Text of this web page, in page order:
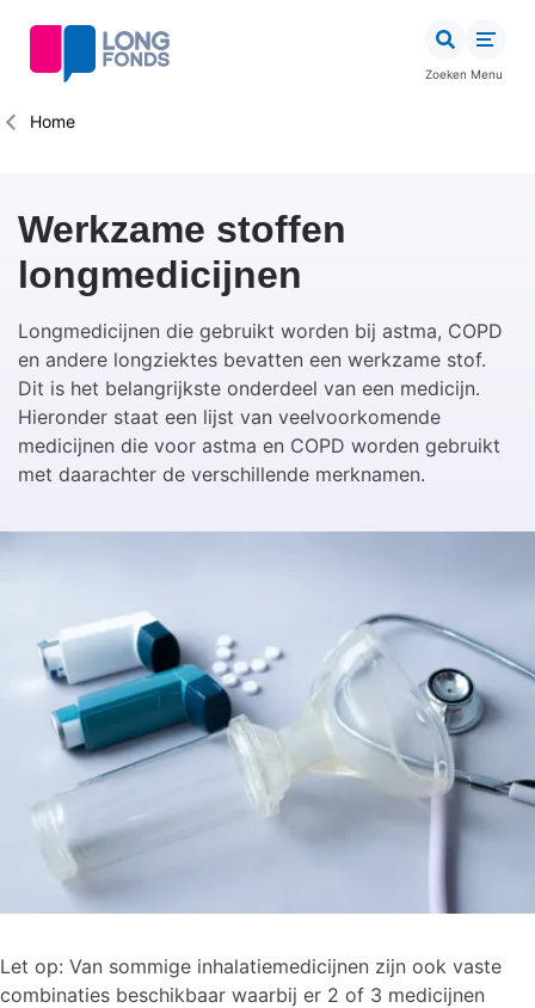
inhoud
Zoeken Menu
Kruimelpad
Home
Werkzame stoffen
longmedicijnen
Longmedicijnen die gebruikt worden bij astma, COPD
en andere longziektes bevatten een werkzame stof.
Dit is het belangrijkste onderdeel van een medicijn.
Hieronder staat een lijst van veelvoorkomende
medicijnen die voor astma en COPD worden gebruikt
met daarachter de verschillende merknamen.
Let op: Van sommige inhalatiemedicijnen zijn ook vaste
combinaties beschikbaar waarbij er 2 of 3 medicijnen